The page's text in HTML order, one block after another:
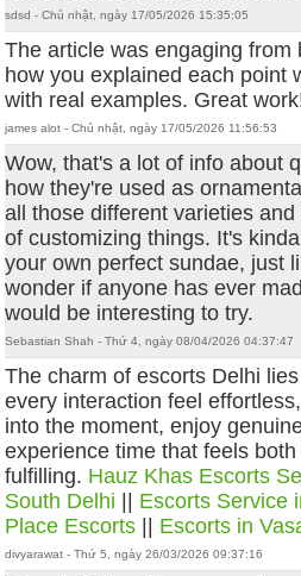
sdsd - Chủ nhật, ngày 17/05/2026 15:35:05
The article was engaging from
how you explained each point
with real examples. Great
james alot - Chủ nhật, ngày 17/05/2026 11:56:53
Wow, that's a lot of info about
how they're used as
all those different varieties
of customizing things. It's
your own perfect sundae, just
wonder if anyone has ever
would be interesting to try.
Sebastian Shah - Thứ 4, ngày 08/04/2026 04:37:47
The charm of escorts Delhi
every interaction feel
into the moment, enjoy
experience time that feels
fulfilling. Hauz Khas Escorts
South Delhi
Escorts Service
Place Escorts
Escorts in
divyarawat - Thứ 5, ngày 26/03/2026 09:37:16